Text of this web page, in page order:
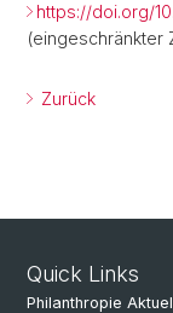
https://doi.org/
(eingeschränkter
Zurück
Quick Links
Philanthropie